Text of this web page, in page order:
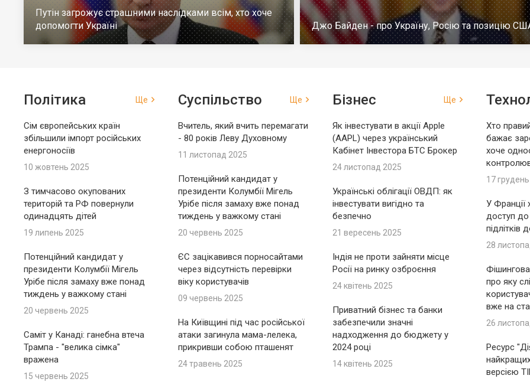
Путін загрожує страшними наслідками всім, хто хоче
допомогти Україні
Джо Байден - про Україну, Росію та позицію
Політика Ще
Сім європейських країн
збільшили імпорт російських
енергоносіїв
10 жовтень 2025
З тимчасово окупованих
територій та РФ повернули
одинадцять дітей
19 липень 2025
Потенційний кандидат у
президенти Колумбії Мігель
Урібе після замаху вже понад
тиждень у важкому стані
20 червень 2025
Саміт у Канаді: ганебна втеча
Трампа - "велика сімка"
вражена
15 червень 2025
Суспільство Ще
Вчитель, який вчить перемагати
- 80 років Леву Духовному
11 листопад 2025
Потенційний кандидат у
президенти Колумбії Мігель
Урібе після замаху вже понад
тиждень у важкому стані
20 червень 2025
ЄС зацікавився порносайтами
через відсутність перевірки
віку користувачів
09 червень 2025
На Київщині під час російської
атаки загинула мама-лелека,
прикривши собою пташенят
24 травень 2025
Бізнес Ще
Як інвестувати в акції Apple
(AAPL) через український
Кабінет Інвестора БТС Брокер
24 листопад 2025
Українські облігації ОВДП: як
інвестувати вигідно та
безпечно
21 вересень 2025
Індія не проти зайняти місце
Росії на ринку озброєння
24 квітень 2025
Приватний бізнес та банки
забезпечили значні
надходження до бюджету у
2024 році
14 квітень 2025
Хто
бажає
хоче
17
У Франції
доступ
підлітків
28
про яку
вже на
26
Ресурс
версією